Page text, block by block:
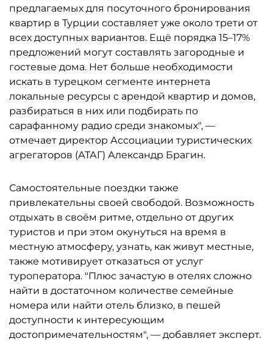
предлагаемых для посуточного бронирования
квартир в Турции составляет уже около трети от
всех доступных вариантов. Ещё порядка 15–17%
предложений могут составлять загородные и
гостевые дома. Нет больше необходимости
искать в турецком сегменте интернета
локальные ресурсы с арендой квартир и домов,
разбираться в них или подбирать по
сарафанному радио среди знакомых", —
отмечает директор Ассоциации туристических
агрегаторов (АТАГ) Александр Брагин.
Самостоятельные поездки также
привлекательны своей свободой. Возможность
отдыхать в своём ритме, отдельно от других
туристов и при этом окунуться на время в
местную атмосферу, узнать, как живут местные,
также мотивирует отказаться от услуг
туроператора. "Плюс зачастую в отелях сложно
найти в достаточном количестве семейные
номера или найти отель близко, в пешей
доступности к интересующим
достопримечательностям", — добавляет эксперт.